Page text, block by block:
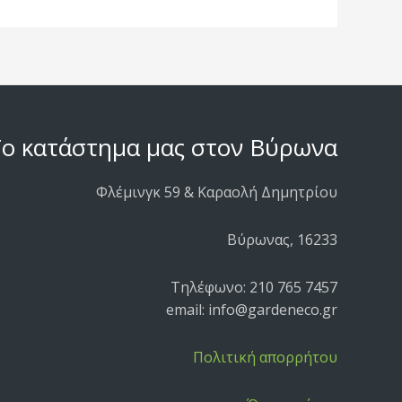
κατάστημα μας στον Βύρωνα
Φλέμινγκ 59 & Καραολή Δημητρίου
Βύρωνας, 16233
Τηλέφωνο: 210 765 7457
email: info@gardeneco.gr
Πολιτική απορρήτου